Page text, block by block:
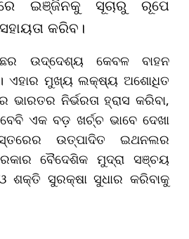
ଇଞ୍ଜିନକୁ ସୂଚାରୁ ରୂପେ
କରିବ।
ଉଦ୍ଦେଶ୍ୟ କେବଳ ବାହନ
ଏହାର ମୁଖ୍ୟ ଲକ୍ଷ୍ୟ ଅଶୋଧିତ
ଭାରତର ନିର୍ଭରତା ହ୍ରାସ କରିବା,
ଏକ ବଡ଼ ଖର୍ଚ୍ଚ ଭାବେ ଦେଖା
ଉତ୍ପାଦିତ ଇଥନଲର
ବୈଦେଶିକ ମୁଦ୍ରା ସଞ୍ଚୟ
ଶକ୍ତି ସୁରକ୍ଷା ସୁଧାର କରିବାକୁ